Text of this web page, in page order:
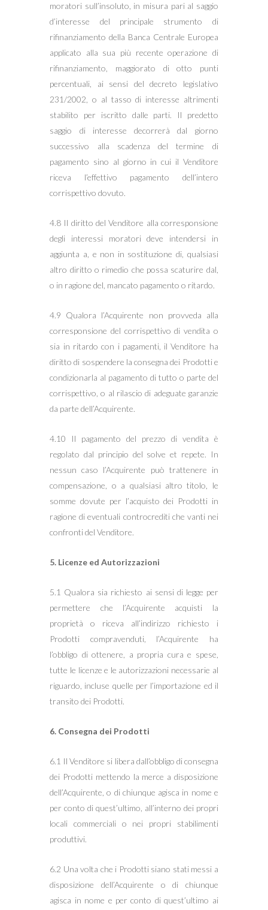
moratori sull’insoluto, in misura pari al saggio
d’interesse del principale strumento di
rifinanziamento della Banca Centrale Europea
applicato alla sua più recente operazione di
rifinanziamento, maggiorato di otto punti
percentuali, ai sensi del decreto legislativo
231/2002, o al tasso di interesse altrimenti
stabilito per iscritto dalle parti. Il predetto
saggio di interesse decorrerà dal giorno
successivo alla scadenza del termine di
pagamento sino al giorno in cui il Venditore
riceva l’effettivo pagamento dell’intero
corrispettivo dovuto.
4.8 Il diritto del Venditore alla corresponsione
degli interessi moratori deve intendersi in
aggiunta a, e non in sostituzione di, qualsiasi
altro diritto o rimedio che possa scaturire dal,
o in ragione del, mancato pagamento o ritardo.
4.9 Qualora l’Acquirente non provveda alla
corresponsione del corrispettivo di vendita o
sia in ritardo con i pagamenti, il Venditore ha
diritto di sospendere la consegna dei Prodotti e
condizionarla al pagamento di tutto o parte del
corrispettivo, o al rilascio di adeguate garanzie
da parte dell’Acquirente.
4.10 Il pagamento del prezzo di vendita è
regolato dal principio del solve et repete. In
nessun caso l’Acquirente può trattenere in
compensazione, o a qualsiasi altro titolo, le
somme dovute per l’acquisto dei Prodotti in
ragione di eventuali controcrediti che vanti nei
confronti del Venditore.
5. Licenze ed Autorizzazioni
5.1 Qualora sia richiesto ai sensi di legge per
permettere che l’Acquirente acquisti la
proprietà o riceva all’indirizzo richiesto i
Prodotti compravenduti, l’Acquirente ha
l’obbligo di ottenere, a propria cura e spese,
tutte le licenze e le autorizzazioni necessarie al
riguardo, incluse quelle per l’importazione ed il
transito dei Prodotti.
6. Consegna dei Prodotti
6.1 Il Venditore si libera dall’obbligo di consegna
dei Prodotti mettendo la merce a disposizione
dell’Acquirente, o di chiunque agisca in nome e
per conto di quest’ultimo, all’interno dei propri
locali commerciali o nei propri stabilimenti
produttivi.
6.2 Una volta che i Prodotti siano stati messi a
disposizione dell’Acquirente o di chiunque
agisca in nome e per conto di quest’ultimo ai